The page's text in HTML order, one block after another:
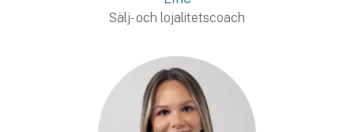
Sälj- och lojalitetscoach